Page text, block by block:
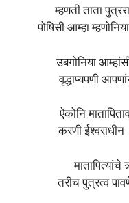
म्हणती ताता
पोषिसी आम्हा
उबगोनिया
वृद्धाप्यपणी
ऐकोनि
करणी
तरीच पुत्रत्व